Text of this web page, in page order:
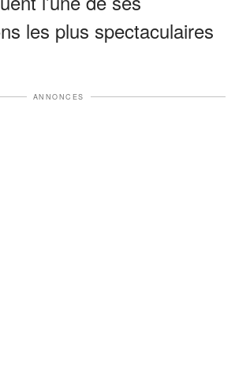
les plus spectaculaires
ANNONCES